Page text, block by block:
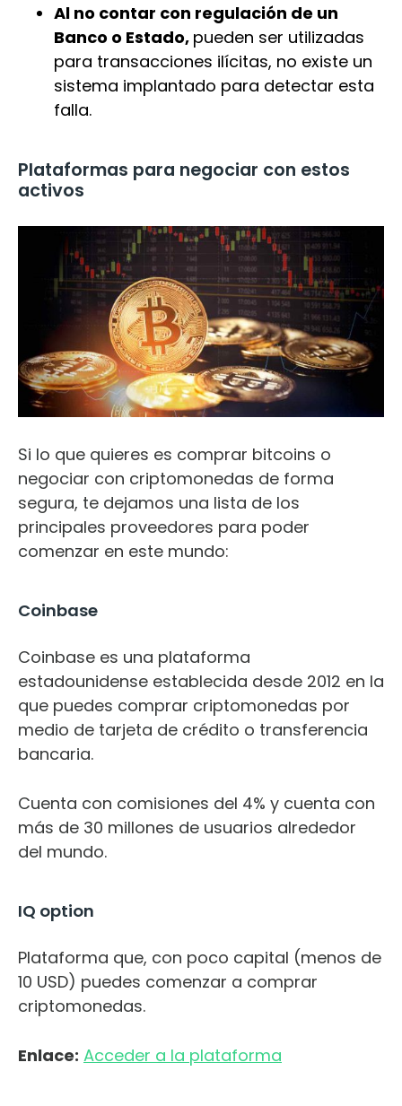
Al no contar con regulación de un
Banco o Estado, pueden ser utilizadas
para transacciones ilícitas, no existe un
sistema implantado para detectar esta
falla.
Plataformas para negociar con estos
activos
Si lo que quieres es comprar bitcoins o
negociar con criptomonedas de forma
segura, te dejamos una lista de los
principales proveedores para poder
comenzar en este mundo:
Coinbase
Coinbase es una plataforma
estadounidense establecida desde 2012 en la
que puedes comprar criptomonedas por
medio de tarjeta de crédito o transferencia
bancaria.
Cuenta con comisiones del 4% y cuenta con
más de 30 millones de usuarios alrededor
del mundo.
IQ option
Plataforma que, con poco capital (menos de
10 USD) puedes comenzar a comprar
criptomonedas.
Enlace: Acceder a la plataforma